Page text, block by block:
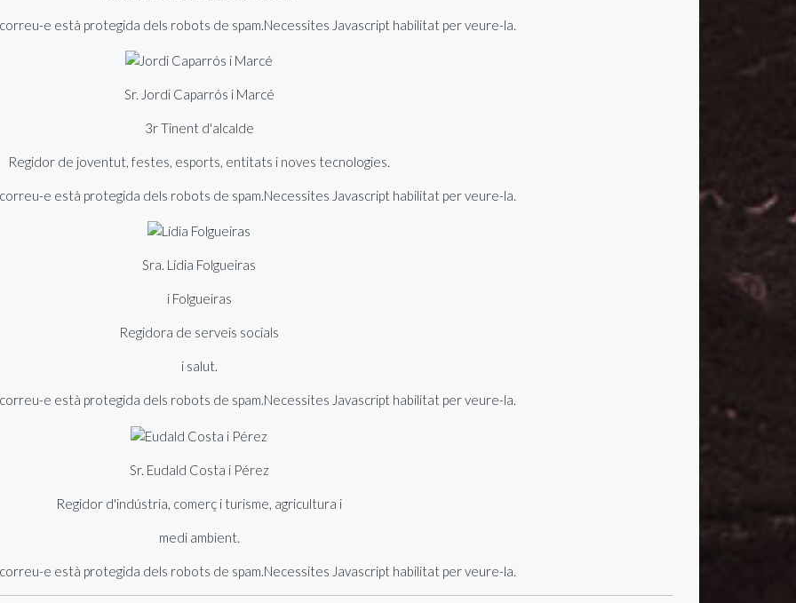
e està protegida dels robots de spam.Necessites Javascript habilitat per veure-la.
Sr. Jordi Caparrós i Marcé
3r Tinent d'alcalde
Regidor de joventut, festes, esports, entitats i noves tecnologies.
e està protegida dels robots de spam.Necessites Javascript habilitat per veure-la.
Sra. Lídia Folgueiras
i Folgueiras
Regidora de serveis socials
i salut.
e està protegida dels robots de spam.Necessites Javascript habilitat per veure-la.
Sr. Eudald Costa i Pérez
Regidor d'indústria, comerç i turisme, agricultura i
medi ambient.
e està protegida dels robots de spam.Necessites Javascript habilitat per veure-la.